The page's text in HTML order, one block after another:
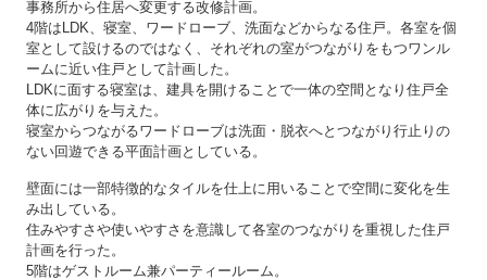
事務所から住居へ変更する改修計画。
4階はLDK、寝室、ワードローブ、洗面などからなる住戸。各室を個
室として設けるのではなく、それぞれの室がつながりをもつワンル
ームに近い住戸として計画した。
LDKに面する寝室は、建具を開けることで一体の空間となり住戸全
体に広がりを与えた。
寝室からつながるワードローブは洗面・脱衣へとつながり行止りの
ない回遊できる平面計画としている。
壁面には一部特徴的なタイルを仕上に用いることで空間に変化を生
み出している。
住みやすさや使いやすさを意識して各室のつながりを重視した住戸
計画を行った。
5階はゲストルーム兼パーティールーム。